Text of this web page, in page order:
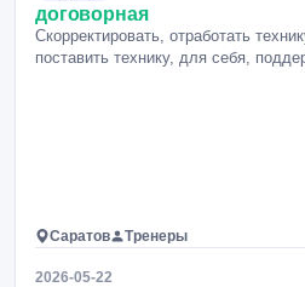
договорная
Скорректировать, отработать
поставить технику, для себя,
Саратов Тренеры
2026-05-22